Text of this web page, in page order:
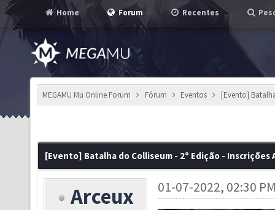
Home Forum Recentes
MEGAMU Mu Online Forum Fórum Eventos [Evento]
[Evento] Batalha do Colliseum - 2º Edição - Inscrições
Arceux 01-07-2022, 02:30